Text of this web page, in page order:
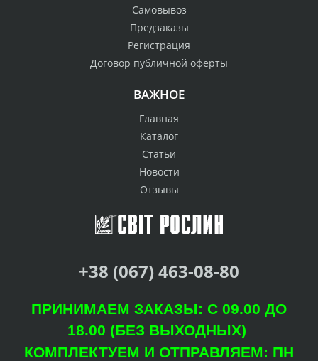
Самовывоз
Предзаказы
Регистрация
Договор публичной оферты
ВАЖНОЕ
Главная
Каталог
Статьи
Новости
Отзывы
+38 (067) 463-08-80
ПРИНИМАЕМ ЗАКАЗЫ: С 09.00 ДО
18.00 (БЕЗ ВЫХОДНЫХ)
КОМПЛЕКТУЕМ И ОТПРАВЛЯЕМ: ПН